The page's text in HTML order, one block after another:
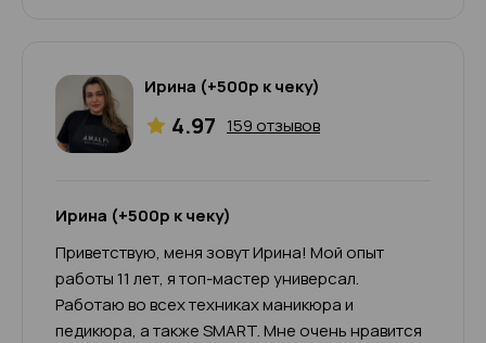
Ирина (+500р к чеку)
4.97 159 отзывов
Ирина (+500р к чеку)
Приветствую, меня зовут Ирина! Мой опыт
работы 11 лет, я топ-мастер универсал.
Работаю во всех техниках маникюра и
педикюра, а также SMART. Мне очень нравится